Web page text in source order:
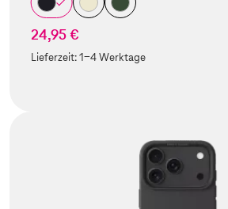
24,95 €
Lieferzeit:1-4 Werktage